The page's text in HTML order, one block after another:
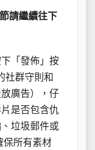
請繼續往下
「發佈」按
社群守則和
廣告），仔
是否包含仇
垃圾郵件或
保所有素材